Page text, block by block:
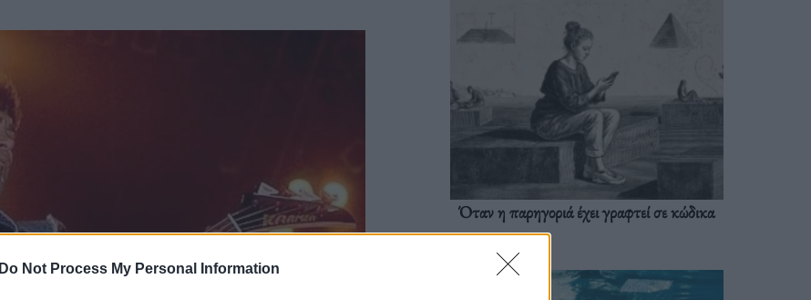
Do Not Process My Personal Information
Όταν η παρηγοριά έχει γραφτεί σε κώδικα